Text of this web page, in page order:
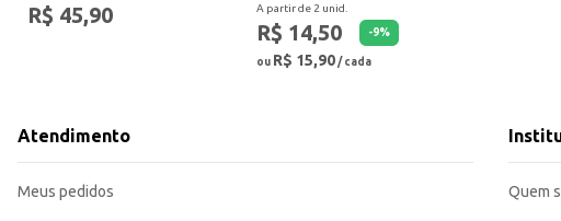
R$ 45,90 A partir de 2 unid.
R$ 14,50 -9%
ou R$ 15,90/ cada
Atendimento
Meus pedidos Quem